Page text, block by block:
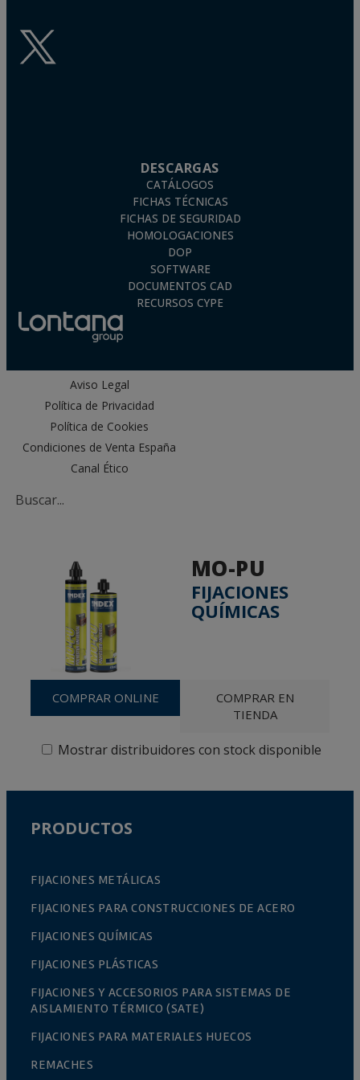
DESCARGAS
CATÁLOGOS
FICHAS TÉCNICAS
FICHAS DE SEGURIDAD
HOMOLOGACIONES
DOP
SOFTWARE
DOCUMENTOS CAD
RECURSOS CYPE
Aviso Legal
Política de Privacidad
Política de Cookies
Condiciones de Venta España
Canal Ético
MO-PU
FIJACIONES
QUÍMICAS
COMPRAR ONLINE
COMPRAR EN
TIENDA
Mostrar distribuidores con stock disponible
PRODUCTOS
FIJACIONES METÁLICAS
FIJACIONES PARA CONSTRUCCIONES DE ACERO
FIJACIONES QUÍMICAS
FIJACIONES PLÁSTICAS
FIJACIONES Y ACCESORIOS PARA SISTEMAS DE
AISLAMIENTO TÉRMICO (SATE)
FIJACIONES PARA MATERIALES HUECOS
REMACHES